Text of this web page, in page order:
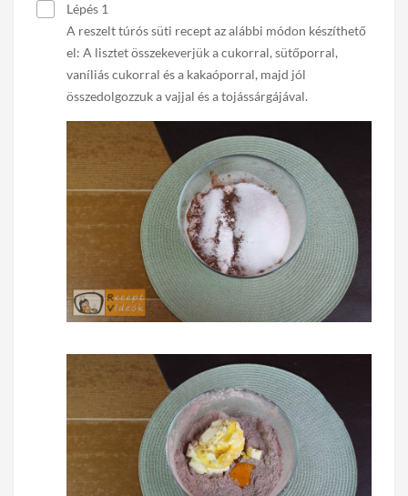
Lépés 1
A reszelt túrós süti recept az alábbi módon készíthető
el: A lisztet összekeverjük a cukorral, sütőporral,
vaníliás cukorral és a kakaóporral, majd jól
összedolgozzuk a vajjal és a tojássárgájával.